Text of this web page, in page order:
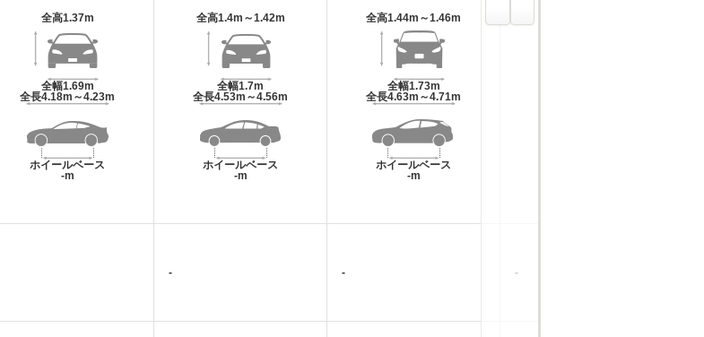
全高1.37m
全幅1.69m
全長4.18m～4.23m
ホイールベース
-m
全高1.4m～1.42m
全幅1.7m
全長4.53m～4.56m
ホイールベース
-m
-
全高1.44m～1.46m
全幅1.73m
全長4.63m～4.71m
ホイールベース
-m
- -